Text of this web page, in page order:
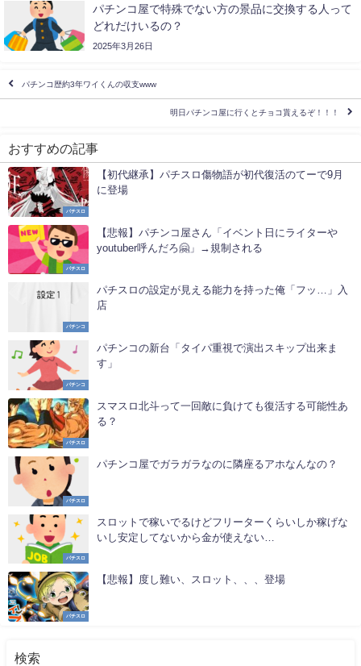
パチンコ屋で特殊でない方の景品に交換する人って
どれだけいるの？
2025年3月26日
パチンコ歴約3年ワイくんの収支www
明日パチンコ屋に行くとチョコ貰えるぞ！！！
おすすめの記事
パチスロ
【初代継承】パチスロ傷物語が初代復活のてーで9月
に登場
パチスロ
【悲報】パチンコ屋さん「イベント日にライターや
youtuber呼んだろ🤗」→規制される
パチンコ
パチスロの設定が見える能力を持った俺「フッ…」入
店
パチンコ
パチンコの新台「タイパ重視で演出スキップ出来ま
す」
パチスロ
スマスロ北斗って一回敵に負けても復活する可能性あ
る？
パチスロ
パチンコ屋でガラガラなのに隣座るアホなんなの？
パチスロ
スロットで稼いでるけどフリーターくらいしか稼げな
いし安定してないから金が使えない…
パチスロ
【悲報】度し難い、スロット、、、登場
検索